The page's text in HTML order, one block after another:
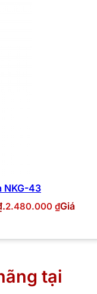
NKG-43
2.480.000 ₫Giá
tại